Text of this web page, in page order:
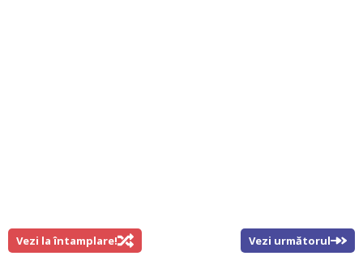
Vezi la întamplare! Vezi următorul